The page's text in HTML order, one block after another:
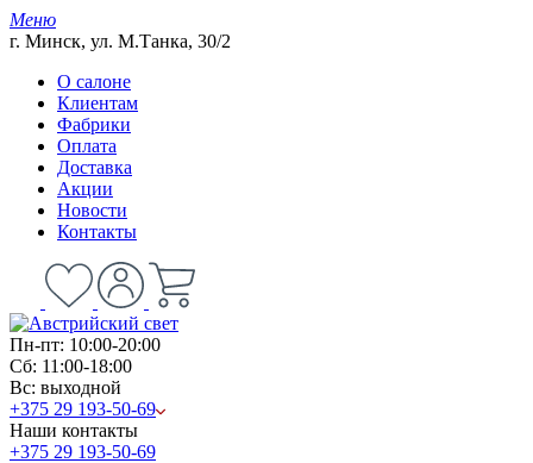
Меню
г. Минск, ул. М.Танка, 30/2
О салоне
Клиентам
Фабрики
Оплата
Доставка
Акции
Новости
Контакты
Пн-пт: 10:00-20:00
Сб: 11:00-18:00
Вс: выходной
+375 29 193-50-69
Наши контакты
+375 29 193-50-69